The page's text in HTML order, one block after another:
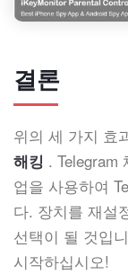
결론
위의 세 가지 효
해킹 . Telegram
업을 사용하여
다. 장치를 재설
선택이 될 것입
시작하십시오!